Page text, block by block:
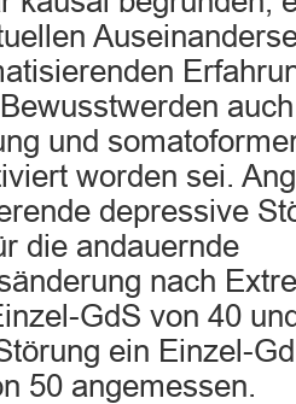
und
worden sei.
depressive
die andauernde
nach
GdS von 40
ein Einzel-
50 angemessen.